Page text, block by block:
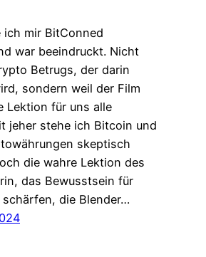
ich mir BitConned
war beeindruckt. Nicht
Betrugs, der darin
sondern weil der Film
Lektion für uns alle
jeher stehe ich Bitcoin und
skeptisch
die wahre Lektion des
das Bewusstsein für
die Blender…